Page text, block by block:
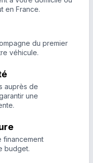
en France.
du premier
véhicule.
auprès de
une
financement
budget.